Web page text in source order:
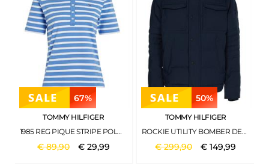
67%
TOMMY HILFIGER
1985 REG PIQUE STRIPE POLO SS BRETON ECRU-BLUE SPELL
€89,90 € 29,99
50%
TOMMY HILFIGER
ROCKIE UTILITY BOMBER DESERT SKY
€299,90 €149,99